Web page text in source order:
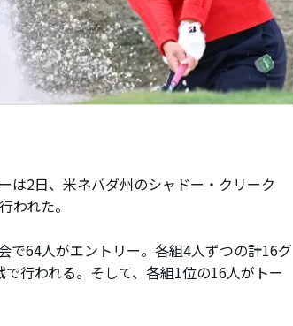
2日、米ネバダ州のシャドー・クリーク
われた。
で64人がエントリー。各組4人ずつの計16グ
行われる。そして、各組1位の16人がトー